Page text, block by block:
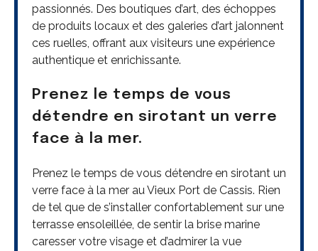
passionnés. Des boutiques d’art, des échoppes
de produits locaux et des galeries d’art jalonnent
ces ruelles, offrant aux visiteurs une expérience
authentique et enrichissante.
Prenez le temps de vous
détendre en sirotant un verre
face à la mer.
Prenez le temps de vous détendre en sirotant un
verre face à la mer au Vieux Port de Cassis. Rien
de tel que de s’installer confortablement sur une
terrasse ensoleillée, de sentir la brise marine
caresser votre visage et d’admirer la vue